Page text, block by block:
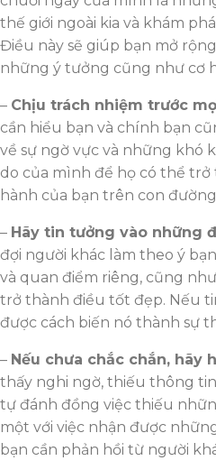
thế giới ngoài kia và khám
Điều này sẽ giúp bạn mở
những ý tưởng cũng như cơ
– Chịu trách nhiệm trước
cần hiểu bạn và chính bạn
về sự ngờ vực và những khó
do của mình để họ có thể
hành của bạn trên con
– Hãy tin tưởng vào những
đợi người khác làm theo ý
và quan điểm riêng, cũng
trở thành điều tốt đẹp. Nếu
được cách biến nó thành sự
– Nếu chưa chắc chắn, hãy
thấy nghi ngờ, thiếu thông
tự đánh đồng việc thiếu
một với việc nhận được
bạn cần phản hồi từ người